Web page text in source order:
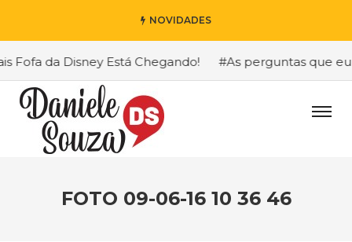
NOVIDADES
da Disney Está Chegando! #As perguntas que eu
FOTO 09-06-16 10 36 46